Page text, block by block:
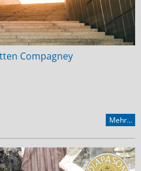
Compagney
Mehr...